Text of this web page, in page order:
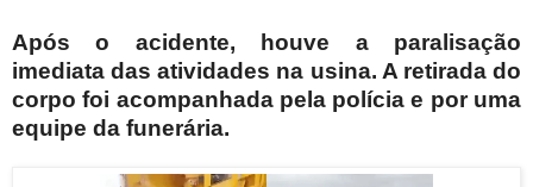
Após o acidente, houve a paralisação
imediata das atividades na usina. A retirada do
corpo foi acompanhada pela polícia e por uma
equipe da funerária.